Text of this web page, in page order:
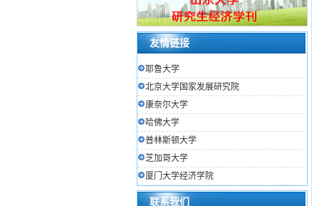
友情链接
耶鲁大学
北京大学国家发展研究院
康奈尔大学
哈佛大学
普林斯顿大学
芝加哥大学
厦门大学经济学院
联系我们